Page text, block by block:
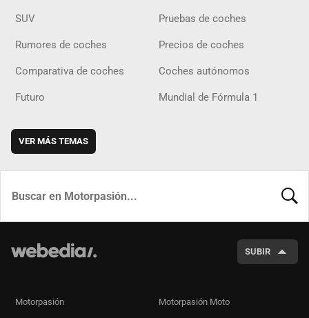
SUV Pruebas de coches
Rumores de coches Precios de coches
Comparativa de coches Coches autónomos
Futuro Mundial de Fórmula 1
VER MÁS TEMAS
SUBIR
Motorpasión Motorpasión Moto